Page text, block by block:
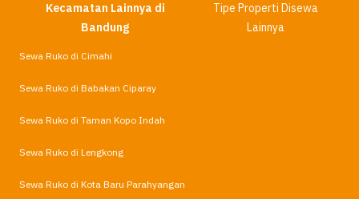
Kecamatan Lainnya di
Bandung
Tipe Properti Disewa
Lainnya
Sewa Ruko di Cimahi
Sewa Ruko di Babakan Ciparay
Sewa Ruko di Taman Kopo Indah
Sewa Ruko di Lengkong
Sewa Ruko di Kota Baru Parahyangan